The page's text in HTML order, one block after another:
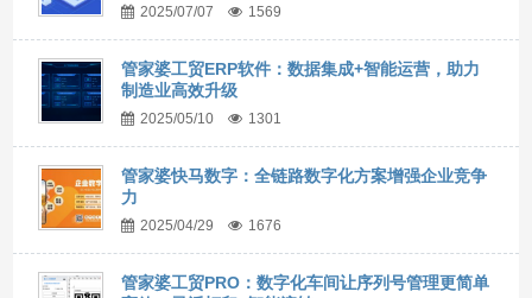
2025/07/07 1569
管家婆工贸ERP软件：数据集成+智能运营，助力
制造业高效升级
2025/05/10 1301
管家婆快马数字：全链路数字化方案增强企业竞争
力
2025/04/29 1676
管家婆工贸PRO：数字化车间让序列号管理更简单